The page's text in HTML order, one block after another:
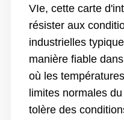
VIe, cette carte
résister aux
industrielles
manière fiable
où les
limites normales
tolère des